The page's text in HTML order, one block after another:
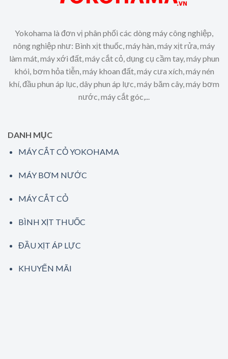
Yokohama là đơn vị phân phối các dòng máy công nghiệp,
nông nghiệp như: Bình xịt thuốc, máy hàn, máy xịt rửa, máy
làm mát, máy xới đất, máy cắt cỏ, dụng cụ cầm tay, máy phun
khói, bơm hỏa tiễn, máy khoan đất, máy cưa xích, máy nén
khí, đầu phun áp lục, dây phun áp lực, máy băm cây, máy bơm
nước, máy cắt góc,...
DANH MỤC
MÁY CẮT CỎ YOKOHAMA
MÁY BƠM NƯỚC
MÁY CẮT CỎ
BÌNH XỊT THUỐC
ĐẦU XỊT ÁP LỰC
KHUYẾN MÃI